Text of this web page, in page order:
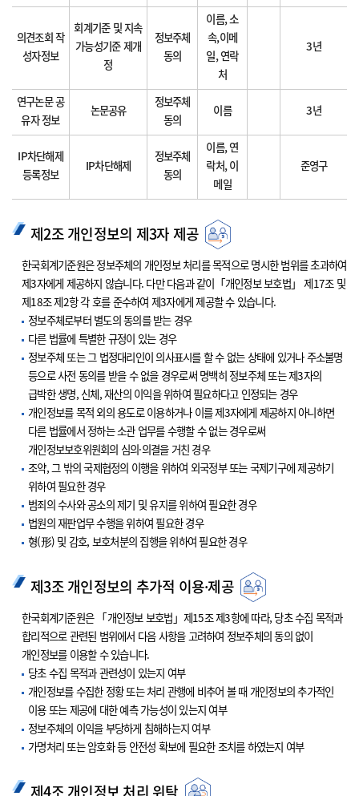
의견조회 작
성자정보
회계기준 및 지속
가능성기준 제개
정
정보주체
동의
이름, 소
속,이메
일, 연락
처
3년
연구논문 공
유자 정보
논문공유
정보주체
동의
이름 3년
IP차단해제
등록정보
IP차단해제
정보주체
동의
이름, 연
락처, 이
메일
준영구
제2조 개인정보의 제3자 제공
한국회계기준원은 정보주체의 개인정보 처리를 목적으로 명시한 범위를 초과하여
제3자에게 제공하지 않습니다. 다만 다음과 같이「개인정보 보호법」 제17조 및
제18조 제2항 각 호를 준수하여 제3자에게 제공할 수 있습니다.
정보주체로부터 별도의 동의를 받는 경우
다른 법률에 특별한 규정이 있는 경우
정보주체 또는 그 법정대리인이 의사표시를 할 수 없는 상태에 있거나 주소불명
등으로 사전 동의를 받을 수 없을 경우로써 명백히 정보주체 또는 제3자의
급박한 생명, 신체, 재산의 이익을 위하여 필요하다고 인정되는 경우
개인정보를 목적 외의 용도로 이용하거나 이를 제3자에게 제공하지 아니하면
다른 법률에서 정하는 소관 업무를 수행할 수 없는 경우로써
개인정보보호위원회의 심의·의결을 거친 경우
조약, 그 밖의 국제협정의 이행을 위하여 외국정부 또는 국제기구에 제공하기
위하여 필요한 경우
범죄의 수사와 공소의 제기 및 유지를 위하여 필요한 경우
법원의 재판업무 수행을 위하여 필요한 경우
형(形) 및 감호, 보호처분의 집행을 위하여 필요한 경우
제3조 개인정보의 추가적 이용·제공
한국회계기준원은 「개인정보 보호법」제15조 제3항에 따라, 당초 수집 목적과
합리적으로 관련된 범위에서 다음 사항을 고려하여 정보주체의 동의 없이
개인정보를 이용할 수 있습니다.
당초 수집 목적과 관련성이 있는지 여부
개인정보를 수집한 정황 또는 처리 관행에 비추어 볼 때 개인정보의 추가적인
이용 또는 제공에 대한 예측 가능성이 있는지 여부
정보주체의 이익을 부당하게 침해하는지 여부
가명처리 또는 암호화 등 안전성 확보에 필요한 조치를 하였는지 여부